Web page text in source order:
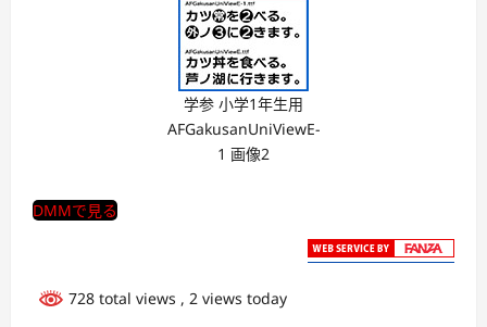
学参 小学1年生用
AFGakusanUniViewE-
1 画像2
DMMで見る
728 total views , 2 views today